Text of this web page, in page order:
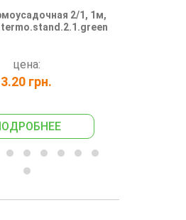
2/1, 1м,
цена:
3.20 грн.